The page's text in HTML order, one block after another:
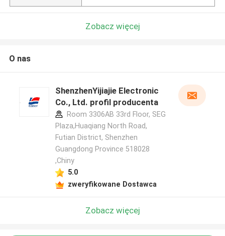
Zobacz więcej
O nas
ShenzhenYijiajie Electronic
Co., Ltd. profil producenta
Room 3306AB 33rd Floor, SEG
Plaza,Huaqiang North Road,
Futian District, Shenzhen
Guangdong Province 518028
,Chiny
5.0
zweryfikowane Dostawca
Zobacz więcej